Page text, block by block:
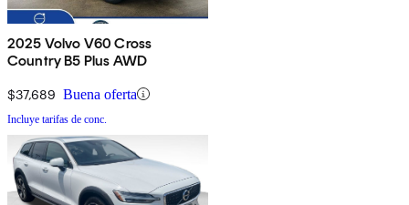
2025 Volvo V60 Cross
Country B5 Plus AWD
$37,689 Buena oferta
Incluye tarifas de conc.